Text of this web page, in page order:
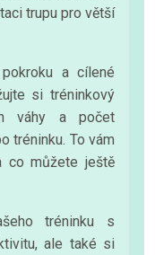
trupu pro větší
a cílené
si tréninkový
váhy a počet
tréninku. To vám
co můžete ještě
tréninku s
ale také si